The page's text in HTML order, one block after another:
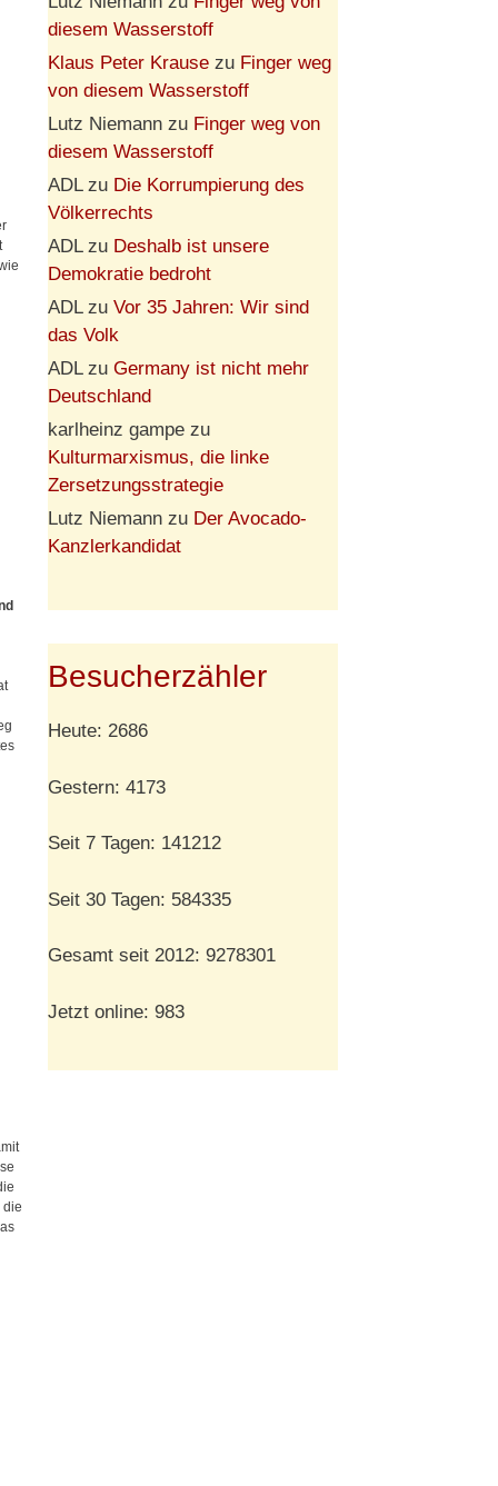
die
diesem Wasserstoff
Klaus Peter Krause zu Finger weg
von diesem Wasserstoff
Lutz Niemann zu Finger weg von
diesem Wasserstoff
ADLzu Die Korrumpierung des
Völkerrechts
ADLzu Deshalb ist unsere
Demokratie bedroht
ADLzu Vor 35 Jahren: Wir sind
das Volk
ADLzu Germany ist nicht mehr
Deutschland
karlheinz gampe zu
Kulturmarxismus, die linke
Zersetzungsstrategie
Lutz Niemann zu Der Avocado-
Kanzlerkandidat
Besucherzähler
Heute: 2686
Gestern: 4173
Seit 7 Tagen: 141212
Seit 30 Tagen: 584335
Gesamt seit 2012: 9278301
Jetzt online: 983